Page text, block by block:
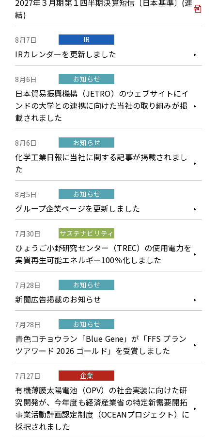
2027年３月期第１四半期決算短信〔日本基準〕(連
結)
8月7日 IR
IRカレンダーを更新しました
8月6日 お知らせ
日本貿易振興機構（JETRO）のウェブサイトにイ
ンドの大学との連携に向けた当社の取り組みが掲
載されました
8月6日 お知らせ
化学工業日報に当社に関する記事が掲載されまし
た
8月5日 お知らせ
グループ企業ページを更新しました
7月30日 サステナビリティ
ひょうご小野研究センター（TREC）の使用電力を
実質再生可能エネルギー100％化しました
7月28日 お知らせ
新聞広告掲載のお知らせ
7月28日 お知らせ
青色コチョウラン「Blue Gene」が「FFS プラン
ツアワード 2026 ゴールド」を受賞しました
7月27日 企業
有機薄膜太陽電池（OPV）の社会実装に向けた研
究開発が、今年度も経済産業省の特定新需要開拓
事業活動計画認定制度（OCEANプロジェクト）に
採択されました